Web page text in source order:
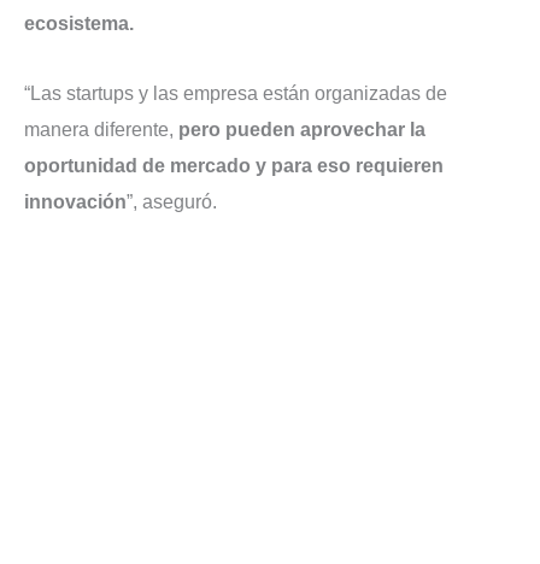
ecosistema.
“Las startups y las empresa están organizadas de
manera diferente, pero pueden aprovechar la
oportunidad de mercado y para eso requieren
innovación”, aseguró.